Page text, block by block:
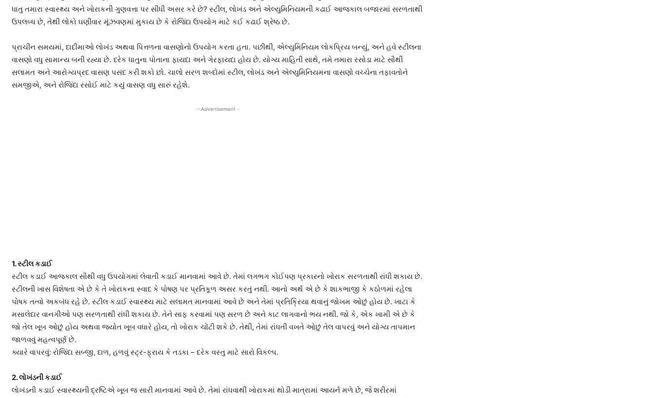
ધાતુ તમારા સ્વાસ્થ્ય અને ખોરાકની ગુણવત્તા પર સીધી અસર કરે છે? સ્ટીલ, લોખંડ અને એલ્યુમિનિયમની કઢાઈ આજકાલ બજારમાં સરળતાથી
ઉપલબ્ધ છે, તેથી લોકો ઘણીવાર મૂંઝવણમાં મુકાય છે કે રોજિંદા ઉપયોગ માટે કઈ કઢાઈ શ્રેષ્ઠ છે.
પ્રાચીન સમયમાં, દાદીમાઓ લોખંડ અથવા પિત્તળના વાસણોનો ઉપયોગ કરતા હતા. પછીથી, એલ્યુમિનિયમ લોકપ્રિય બન્યું, અને હવે સ્ટીલના
વાસણો વધુ સામાન્ય બની રહ્યા છે. દરેક ધાતુના પોતાના ફાયદા અને ગેરફાયદા હોય છે. યોગ્ય માહિતી સાથે, તમે તમારા રસોડા માટે સૌથી
સલામત અને આરોગ્યપ્રદ વાસણ પસંદ કરી શકો છો. ચાલો સરળ શબ્દોમાં સ્ટીલ, લોખંડ અને એલ્યુમિનિયમના વાસણો વચ્ચેના તફાવતોને
સમજીએ, અને રોજિંદા રસોઈ માટે કયું વાસણ વધુ સારું રહેશે.
- Advertisement -
1. સ્ટીલ કડાઈ
સ્ટીલ કડાઈ આજકાલ સૌથી વધુ ઉપયોગમાં લેવાતી કડાઈ માનવામાં આવે છે. તેમાં લગભગ કોઈપણ પ્રકારનો ખોરાક સરળતાથી રાંધી શકાય છે.
સ્ટીલની ખાસ વિશેષતા એ છે કે તે ખોરાકના સ્વાદ કે પોષણ પર પ્રતિકૂળ અસર કરતું નથી. આનો અર્થ એ છે કે શાકભાજી કે કઠોળમાં રહેલા
પોષક તત્વો અકબંધ રહે છે. સ્ટીલ કડાઈ સ્વાસ્થ્ય માટે સલામત માનવામાં આવે છે અને તેમાં પ્રતિક્રિયા થવાનું જોખમ ઓછું હોય છે. ખાટા કે
મસાલેદાર વાનગીઓ પણ સરળતાથી રાંધી શકાય છે. તેને સાફ કરવામાં પણ સરળ છે અને કાટ લાગવાનો ભય નથી. જો કે, એક ખામી એ છે કે
જો તેલ ખૂબ ઓછું હોય અથવા જ્યોત ખૂબ વધારે હોય, તો ખોરાક ચોંટી શકે છે. તેથી, તેમાં રાંધતી વખતે ઓછું તેલ વાપરવું અને યોગ્ય તાપમાન
જાળવવું મહત્વપૂર્ણ છે.
ક્યારે વાપરવું: રોજિંદા સબ્જી, દાળ, હળવું સ્ટ્ર-ફ્રાય કે તડકા – દરેક વસ્તુ માટે સારો વિકલ્પ.
2. લોખંડની કડાઈ
લોખંડની કડાઈ સ્વાસ્થ્યની દ્રષ્ટિએ ખૂબ જ સારી માનવામાં આવે છે. તેમાં રાંધવાથી ખોરાકમાં થોડી માત્રામાં આયર્ન મળે છે, જે શરીરમાં